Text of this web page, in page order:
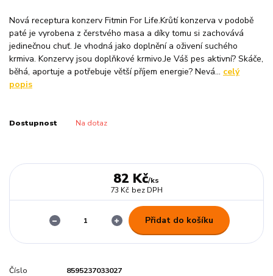
Nová receptura konzerv Fitmin For Life.Krůtí konzerva v podobě
paté je vyrobena z čerstvého masa a díky tomu si zachovává
jedinečnou chuť. Je vhodná jako doplnění a oživení suchého
krmiva. Konzervy jsou doplňkové krmivo.Je Váš pes aktivní? Skáče,
běhá, aportuje a potřebuje větší příjem energie? Nevá... celý
popis
Dostupnost Na dotaz
82 Kč/ks
73 Kč bez DPH
Přidat do košíku
Číslo
8595237033027